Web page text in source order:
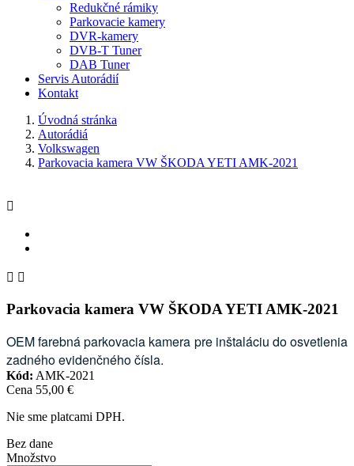
Redukčné rámiky
Parkovacie kamery
DVR-kamery
DVB-T Tuner
DAB Tuner
Servis Autorádií
Kontakt
Úvodná stránka
Autorádiá
Volkswagen
Parkovacia kamera VW ŠKODA YETI AMK-2021

 
Parkovacia kamera VW ŠKODA YETI AMK-2021
OEM farebná parkovacia kamera pre inštaláciu do osvetlenia
zadného evidenčného čísla.
Kód: AMK-2021
Cena 55,00 €
Nie sme platcami DPH.
Bez dane
Množstvo